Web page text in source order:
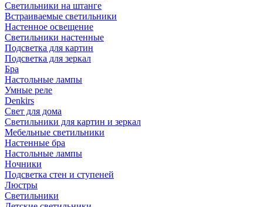
Светильники на штанге
Встраиваемые светильники
Настенное освещение
Светильники настенные
Подсветка для картин
Подсветка для зеркал
Бра
Настольные лампы
Умные реле
Denkirs
Свет для дома
Светильники для картин и зеркал
Мебельные светильники
Настенные бра
Настольные лампы
Ночники
Подсветка стен и ступеней
Люстры
Светильники